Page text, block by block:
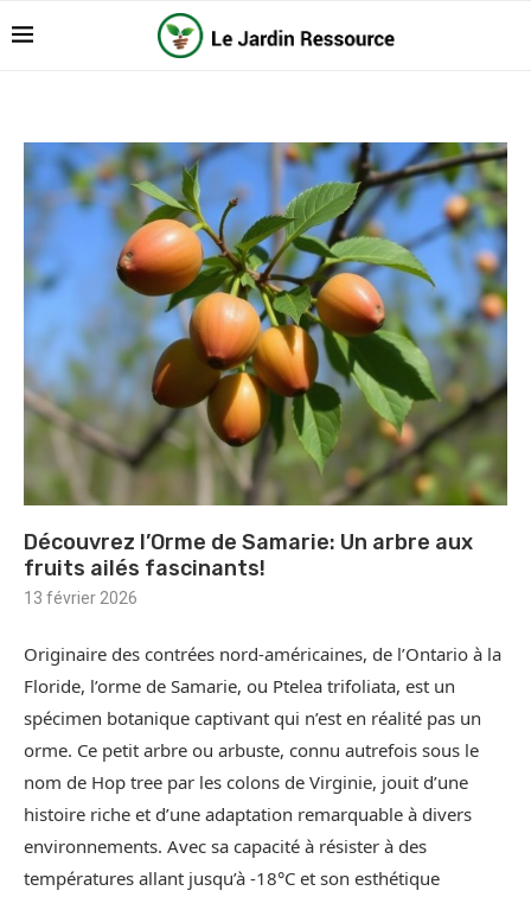
Découvrez l’Orme de Samarie: Un arbre aux
fruits ailés fascinants!
13 février 2026
Originaire des contrées nord-américaines, de l’Ontario à la
Floride, l’orme de Samarie, ou Ptelea trifoliata, est un
spécimen botanique captivant qui n’est en réalité pas un
orme. Ce petit arbre ou arbuste, connu autrefois sous le
nom de Hop tree par les colons de Virginie, jouit d’une
histoire riche et d’une adaptation remarquable à divers
environnements. Avec sa capacité à résister à des
températures allant jusqu’à -18°C et son esthétique